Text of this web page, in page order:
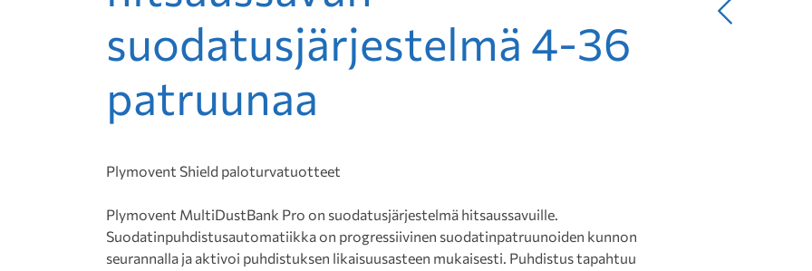
suodatusjärjestelmä 4-36
patruunaa
Plymovent Shield paloturvatuotteet
Plymovent MultiDustBank Pro on suodatusjärjestelmä hitsaussavuille.
Suodatinpuhdistusautomatiikka on progressiivinen suodatinpatruunoiden kunnon
seurannalla ja aktivoi puhdistuksen likaisuusasteen mukaisesti. Puhdistus tapahtuu
Edellinen